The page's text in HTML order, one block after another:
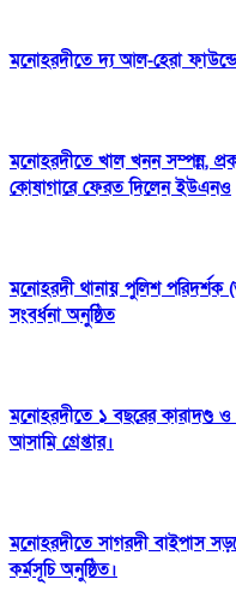
মনোহরদীতে দ্য আল-হেরা
মনোহরদীতে খাল খনন সম্পন্ন,
কোষাগারে ফেরত দিলেন ইউএনও
মনোহরদী থানায় পুলিশ পরিদর্শক
সংবর্ধনা অনুষ্ঠিত
মনোহরদীতে ১ বছরের কারাদণ্ড ও
আসামি গ্রেপ্তার।
মনোহরদীতে সাগরদী বাইপাস
কর্মসূচি অনুষ্ঠিত।